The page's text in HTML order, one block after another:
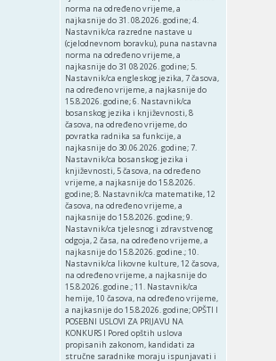
norma na određeno vrijeme, a
najkasnije do 31. 08.2026. godine; 4.
Nastavnik/ca razredne nastave u
(cjelodnevnom boravku), puna nastavna
norma na određeno vrijeme, a
najkasnije do 31 08 2026. godine; 5.
Nastavnik/ca engleskog jezika, 7 časova,
na određeno vrijeme, a najkasnije do
15.8.2026. godine; 6. Nastavnik/ca
bosanskog jezika i književnosti, 8
časova, na određeno vrijeme, do
povratka radnika sa funkcije, a
najkasnije do 30.06.2026. godine; 7.
Nastavnik/ca bosanskog jezika i
književnosti, 5 časova, na određeno
vrijeme, a najkasnije do 15.8.2026.
godine; 8. Nastavnik/ca matematike, 12
časova, na određeno vrijeme, a
najkasnije do 15.8.2026. godine; 9.
Nastavnik/ca tjelesnog i zdravstvenog
odgoja, 2 časa, na određeno vrijeme, a
najkasnije do 15.8.2026. godine.; 10.
Nastavnik/ca likovne kulture, 12 časova,
na određeno vrijeme, a najkasnije do
15.8.2026. godine.; 11. Nastavnik/ca
hemije, 10 časova, na određeno vrijeme,
a najkasnije do 15.8.2026. godine; OPŠTI I
POSEBNI USLOVI ZA PRIJAVU NA
KONKURS I Pored opštih uslova
propisanih zakonom, kandidati za
stručne saradnike moraju ispunjavati i